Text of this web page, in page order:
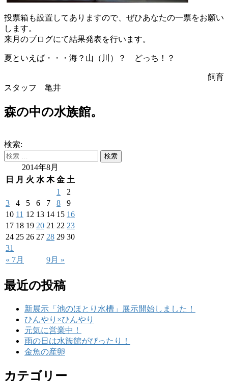
投票箱も設置してありますので、 ぜひあなたの一票をお願い
します。
来月のブログにて結果発表を行います。
夏といえば・・・海？山（川）？ どっち！？
飼育
スタッフ 亀井
森の中の水族館。
検索:
2014年8月
日
月 火 水 木 金 土
« 7月 9月 »
1
2
3
4 5 6 7 8
9
10 11 12 13 14 15 16
17 18 19 20 21 22 23
24 25 26 27 28 29 30
31
最近の投稿
新展示「池のほとり水槽」展示開始しました！
ひんやり×ひんやり
元気に営業中！
雨の日は水族館がぴったり！
金魚の産卵
カテゴリー